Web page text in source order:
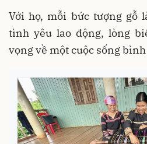
Với họ, mỗi bức tượng gỗ
tình yêu lao động, lòng
vọng về một cuộc sống